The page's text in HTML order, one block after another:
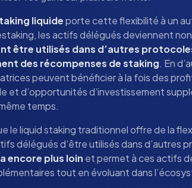
liquideporte cette flexibilité à un
les actifs délégués deviennent
être utilisés dans d’autres
des récompenses de staking. En
peuvent bénéficier à la fois des
et d’opportunités d’investissement
temps.
le liquid staking traditionnel offre de la
délégués d’être utilisés dans d’autres
encore plus loin et permet à ces actifs
tout en évoluant dans